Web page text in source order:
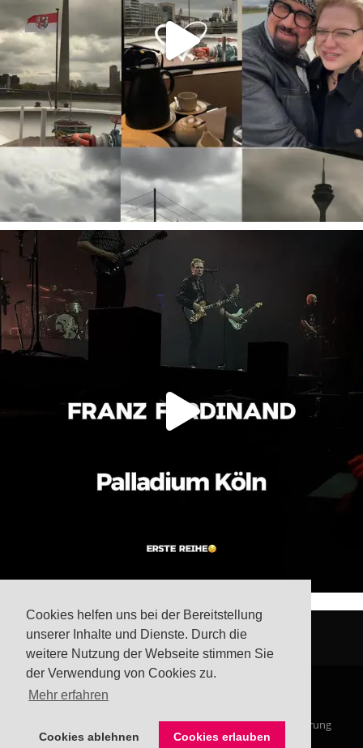
Cookies helfen uns bei der Bereitstellung
unserer Inhalte und Dienste. Durch die
weitere Nutzung der Webseite stimmen Sie
der Verwendung von Cookies zu.
Mehr erfahren
Cookies ablehnen Cookies erlauben
Impressum Datenschutzerklärung